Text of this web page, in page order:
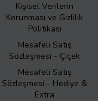
Kişisel Verilerin
Korunması ve Gizlilik
Politikası
Mesafeli Satış
Sözleşmesi - Çiçek
Mesafeli Satış
Sözleşmesi - Hediye &
Extra